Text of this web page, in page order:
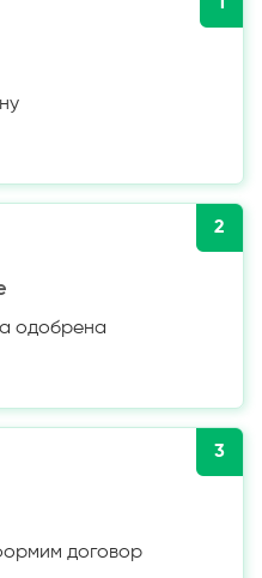
2
одобрена
3
договор